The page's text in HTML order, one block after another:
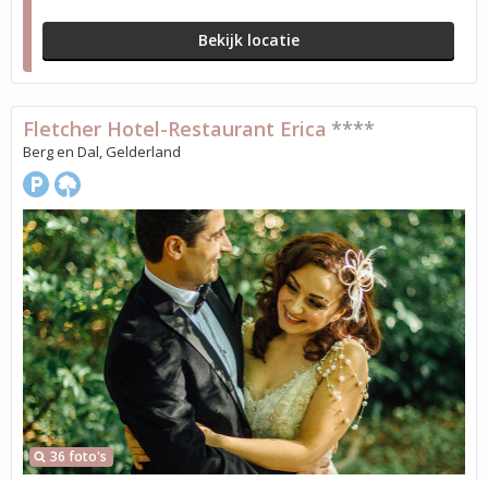
Bekijk locatie
36 foto's
Fletcher Hotel-Restaurant Erica ****
Berg en Dal, Gelderland